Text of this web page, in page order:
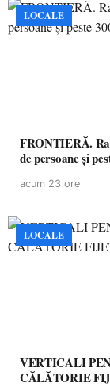
LOCALE
FRONTIERĂ.
de persoane și
acum 23 ore
LOCALE
VERTICALI
CĂLĂTORIE